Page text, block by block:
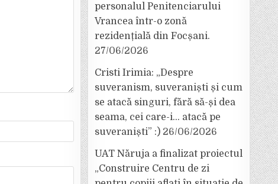
personalul Penitenciarului
Vrancea într-o zonă
rezidențială din Focșani.
27/06/2026
Cristi Irimia: „Despre
suveranism, suveraniști și cum
se atacă singuri, fără să-și dea
seama, cei care-i… atacă pe
suveraniști” :) 26/06/2026
UAT Năruja a finalizat proiectul
„Construire Centru de zi